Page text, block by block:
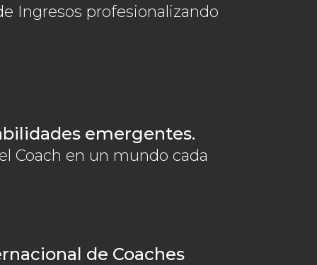
Ingresos profesionalizando
emergentes.
Coach en un mundo cada
de Coaches